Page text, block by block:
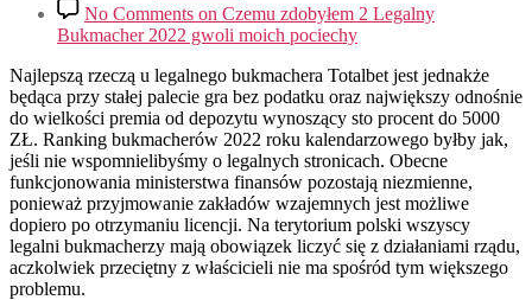
No Comments on Czemu zdobyłem 2 Legalny
Bukmacher 2022 gwoli moich pociechy
Najlepszą rzeczą u legalnego bukmachera Totalbet jest jednakże
będąca przy stałej palecie gra bez podatku oraz największy odnośnie
do wielkości premia od depozytu wynoszący sto procent do 5000
ZŁ. Ranking bukmacherów 2022 roku kalendarzowego byłby jak,
jeśli nie wspomnielibyśmy o legalnych stronicach. Obecne
funkcjonowania ministerstwa finansów pozostają niezmienne,
ponieważ przyjmowanie zakładów wzajemnych jest możliwe
dopiero po otrzymaniu licencji. Na terytorium polski wszyscy
legalni bukmacherzy mają obowiązek liczyć się z działaniami rządu,
aczkolwiek przeciętny z właścicieli nie ma spośród tym większego
problemu.